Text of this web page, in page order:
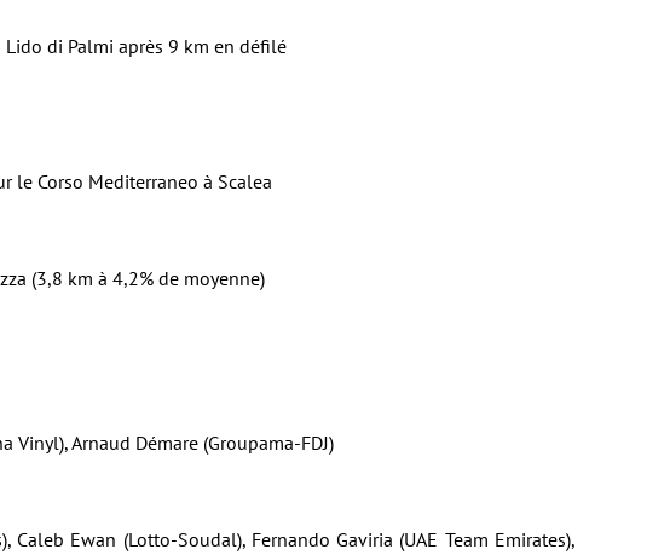
di Palmi après 9 km en défilé
le Corso Mediterraneo à Scalea
(3,8 km à 4,2% de moyenne)
Vinyl), Arnaud Démare (Groupama-FDJ)
Caleb Ewan (Lotto-Soudal), Fernando Gaviria (UAE Team Emirates),